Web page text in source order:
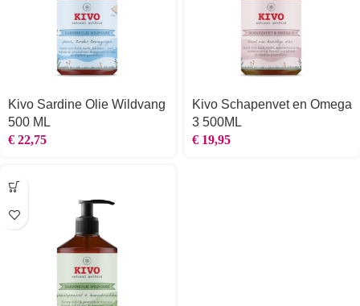
Kivo Sardine Olie Wildvang
500 ML
€ 22,75
Kivo Schapenvet en Omega
3 500ML
€ 19,95